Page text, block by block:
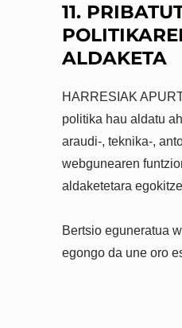
11.
ALDAKETA
HARRESIAK
politika hau aldatu
araudi-, teknika-,
webgunearen
aldaketetara
Bertsio eguneratua
egongo da une oro